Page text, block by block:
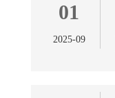
01
2025-09